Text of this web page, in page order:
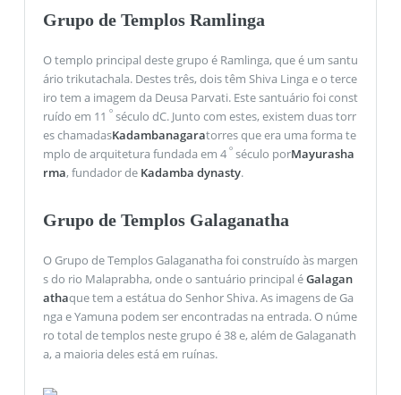
Grupo de Templos Ramlinga
O templo principal deste grupo é Ramlinga, que é um santu
ário trikutachala. Destes três, dois têm Shiva Linga e o terce
iro tem a imagem da Deusa Parvati. Este santuário foi const
ruído em 11 ºséculo dC. Junto com estes, existem duas torr
es chamadasKadambanagaratorres que era uma forma te
mplo de arquitetura fundada em 4 ºséculo porMayurasha
rma, fundador de Kadamba dynasty.
Grupo de Templos Galaganatha
O Grupo de Templos Galaganatha foi construído às margen
s do rio Malaprabha, onde o santuário principal éGalagan
athaque tem a estátua do Senhor Shiva. As imagens de Ga
nga e Yamuna podem ser encontradas na entrada. O núme
ro total de templos neste grupo é 38 e, além de Galaganath
a, a maioria deles está em ruínas.